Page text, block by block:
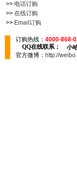
>> 电话订购
>> 在线订购
>> Email订购
订购热线： 4000-868-
QQ在线联系：
小
官方微博： http://